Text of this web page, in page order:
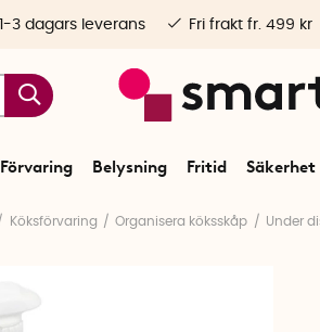
Förvaring Belysning Fritid Säkerhet
1-3 dagars leverans Fri frakt fr. 499 kr
Köksförvaring Organisera köksskåp Under